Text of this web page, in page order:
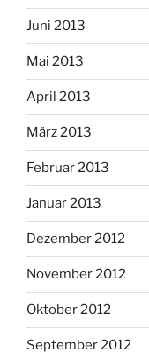
Juni 2013
Mai 2013
April 2013
März 2013
Februar 2013
Januar 2013
Dezember 2012
November 2012
Oktober 2012
September 2012